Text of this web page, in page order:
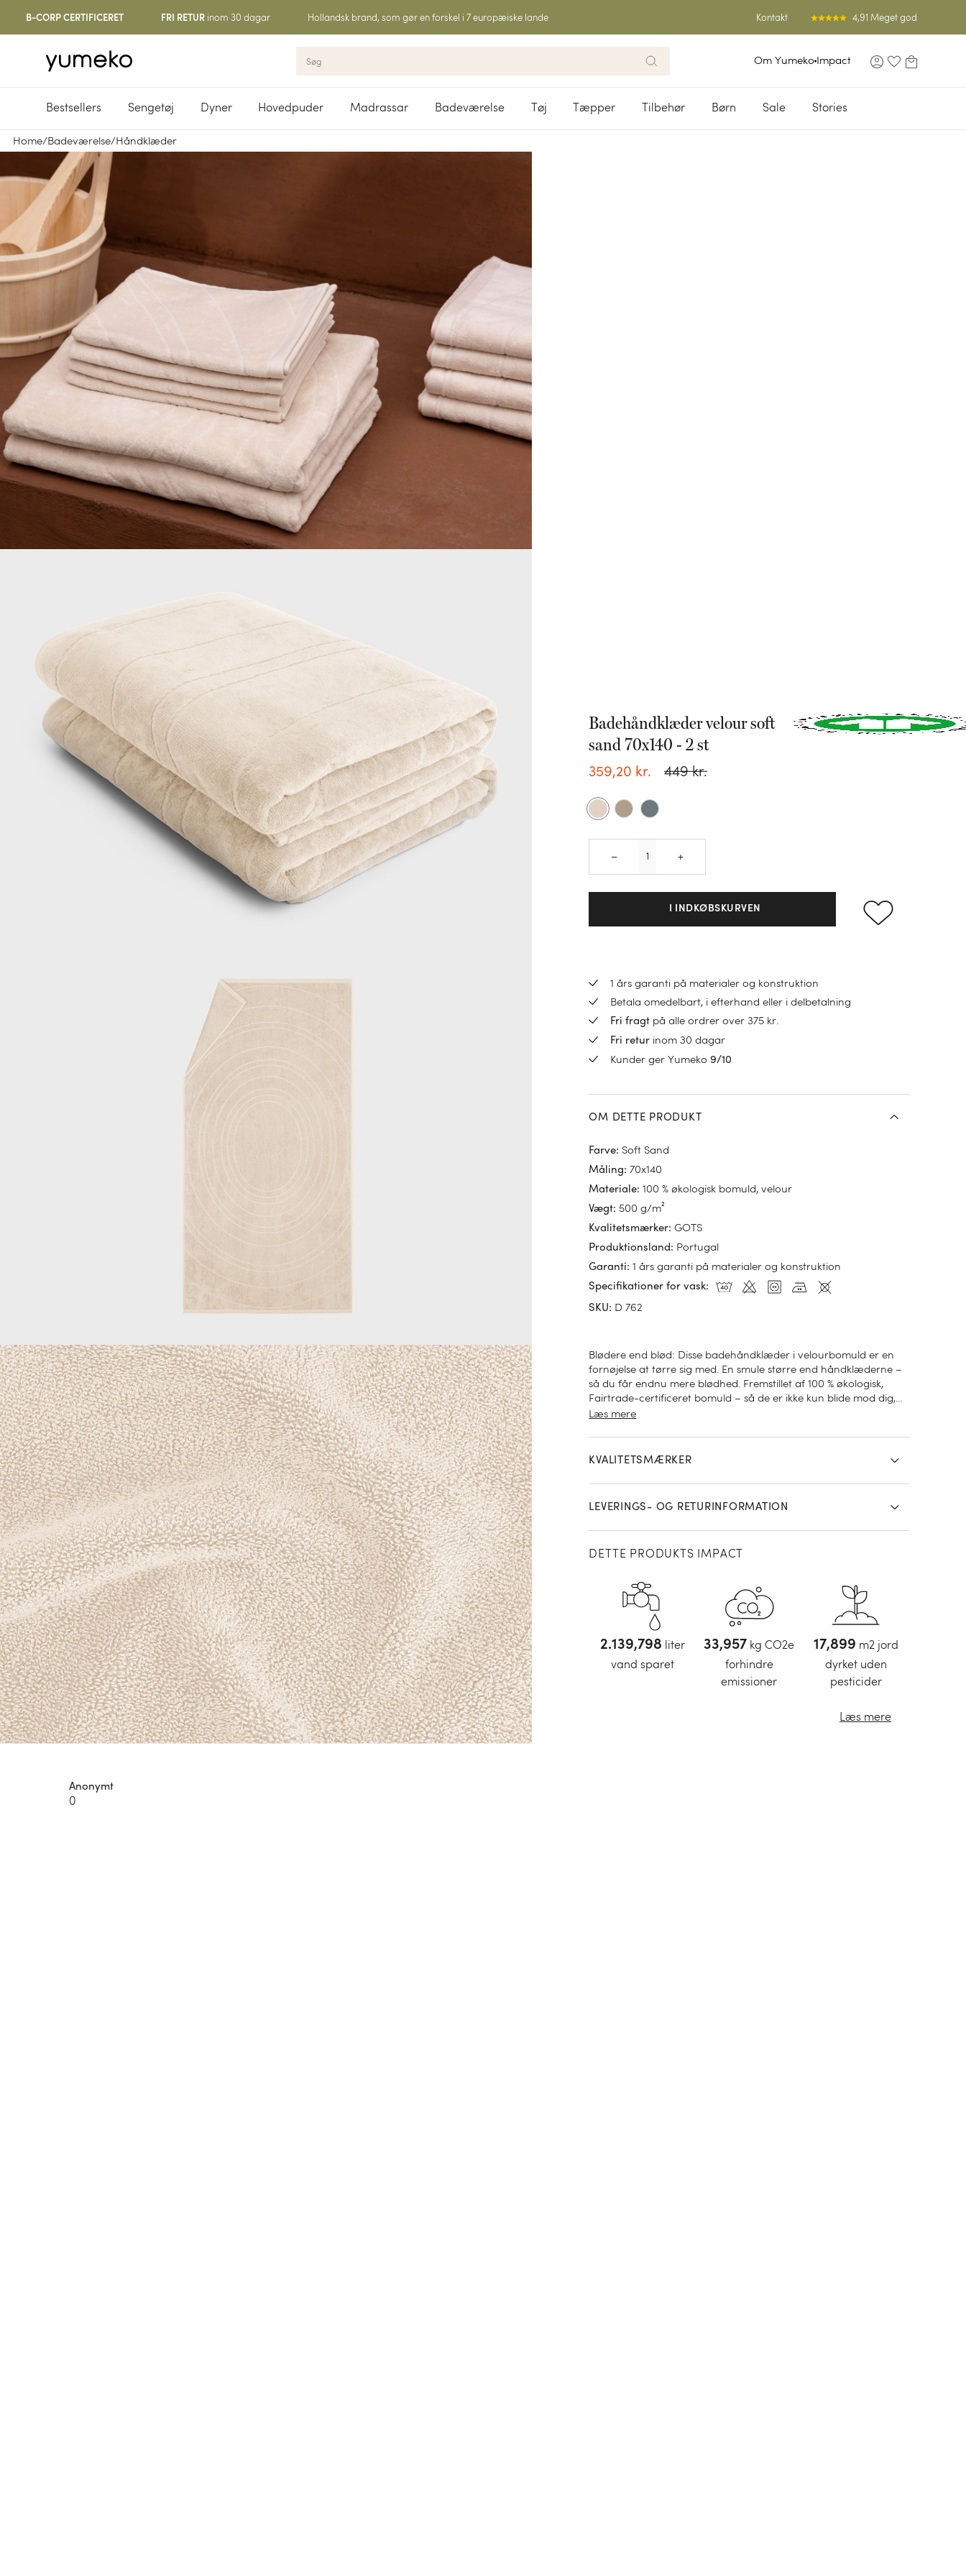
B-CORP CERTIFICERET FRI RETUR inom 30 dagar Hollandsk brand, som gør en forskel i 7 europæiske lande Kontakt 4,91 Meget god
Om Yumeko Impact
Bestsellers Sengetøj Dyner Hovedpuder Madrassar Badeværelse Tøj Tæpper Tilbehør Børn Sale Stories
Home/Badeværelse/Håndklæder
Badehåndklæder velour soft
sand 70x140 - 2 st
359,20 kr. 449 kr.
– +
I INDKØBSKURVEN
1 års garanti på materialer og konstruktion
Betala omedelbart, i efterhand eller i delbetalning
Fri fragt på alle ordrer over 375 kr.
Fri retur inom 30 dagar
Kunder ger Yumeko9/10
OM DETTE PRODUKT
Farve: Soft Sand
Måling:70x140
Materiale:100 % økologisk bomuld, velour
Vægt: 500 g/m²
Kvalitetsmærker:GOTS
Produktionsland : Portugal
Garanti:1 års garanti på materialer og konstruktion
Specifikationer for vask:
SKU: D 762
Blødere end blød: Disse badehåndklæder i velourbomuld er en
fornøjelse at tørre sig med. En smule større end håndklæderne –
så du får endnu mere blødhed. Fremstillet af 100 % økologisk,
Fairtrade-certificeret bomuld – så de er ikke kun blide mod dig,
men også mod verden. Veloursiden er fløjlsblød, mens frottésiden
designet af vores eget designteam og er inspireret af japanske
zenhaver. Med praktisk ophængsstrop.
Læs mere
KVALITETSMÆRKER
LEVERINGS- OG RETURINFORMATION
DETTE PRODUKTS IMPACT
2.567,86 liter
vand sparet
40,75 kg CO2e
forhindre
emissioner
21,48 m2 jord
dyrket uden
pesticider
Læs mere
Anonymt
0